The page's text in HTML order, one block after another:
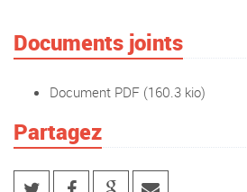
Documents joints
Document PDF (160.3 kio)
Partagez